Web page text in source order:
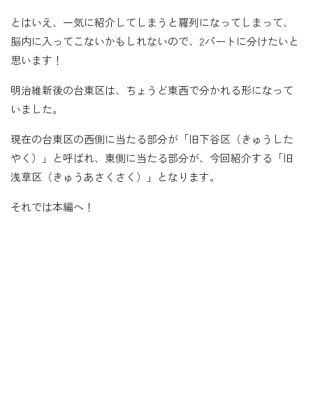
とはいえ、一気に紹介してしまうと羅列になってしまって、
脳内に入ってこないかもしれないので、2パートに分けたいと
思います！
明治維新後の台東区は、ちょうど東西で分かれる形になって
いました。
現在の台東区の西側に当たる部分が「旧下谷区（きゅうした
やく）」と呼ばれ、東側に当たる部分が、今回紹介する「旧
浅草区（きゅうあさくさく）」となります。
それでは本編へ！